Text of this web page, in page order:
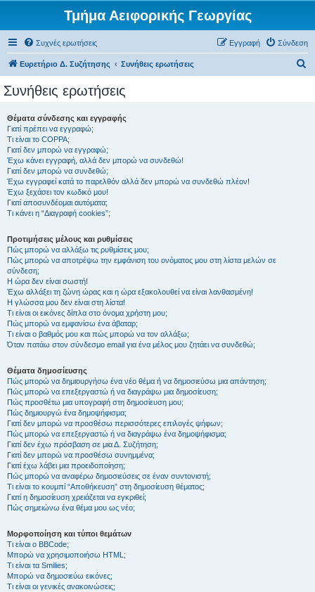
Τμήμα Αειφορικής Γεωργίας
Συχνές ερωτήσεις Σύνδεση
Εγγραφή
Ευρετήριο Δ. Συζήτησης Συνήθεις ερωτήσεις
Συνήθεις ερωτήσεις
Θέματα σύνδεσης και εγγραφής
Γιατί πρέπει να εγγραφώ;
Τι είναι το COPPA;
Γιατί δεν μπορώ να εγγραφώ;
Έχω κάνει εγγραφή, αλλά δεν μπορώ να συνδεθώ!
Γιατί δεν μπορώ να συνδεθώ;
Έχω εγγραφεί κατά το παρελθόν αλλά δεν μπορώ να συνδεθώ πλέον!
Έχω ξεχάσει τον κωδικό μου!
Γιατί αποσυνδέομαι αυτόματα;
Τι κάνει η “Διαγραφή cookies”;
Προτιμήσεις μέλους και ρυθμίσεις
Πώς μπορώ να αλλάξω τις ρυθμίσεις μου;
Πώς μπορώ να αποτρέψω την εμφάνιση του ονόματος μου στη λίστα μελών σε
σύνδεση;
Η ώρα δεν είναι σωστή!
Έχω αλλάξει τη ζώνη ώρας και η ώρα εξακολουθεί να είναι λανθασμένη!
Η γλώσσα μου δεν είναι στη λίστα!
Τι είναι οι εικόνες δίπλα στο όνομα χρήστη μου;
Πώς μπορώ να εμφανίσω ένα άβαταρ;
Τι είναι ο βαθμός μου και πώς μπορώ να τον αλλάξω;
Όταν πατάω στον σύνδεσμο email για ένα μέλος μου ζητάει να συνδεθώ;
Θέματα δημοσίευσης
Πώς μπορώ να δημιουργήσω ένα νέο θέμα ή να δημοσιεύσω μια απάντηση;
Πώς μπορώ να επεξεργαστώ ή να διαγράψω μια δημοσίευση;
Πώς προσθέτω μια υπογραφή στη δημοσίευση μου;
Πώς δημιουργώ ένα δημοψήφισμα;
Γιατί δεν μπορώ να προσθέσω περισσότερες επιλογές ψήφων;
Πώς μπορώ να επεξεργαστώ ή να διαγράψω ένα δημοψήφισμα;
Γιατί δεν έχω πρόσβαση σε μια Δ. Συζήτηση;
Γιατί δεν μπορώ να προσθέσω συνημμένα;
Γιατί έχω λάβει μια προειδοποίηση;
Πώς μπορώ να αναφέρω δημοσιεύσεις σε έναν συντονιστή;
Τι είναι το κουμπί “Αποθήκευση” στη δημοσίευση θέματος;
Γιατί η δημοσίευση χρειάζεται να εγκριθεί;
Πώς σημειώνω ένα θέμα μου ως νέο;
Μορφοποίηση και τύποι θεμάτων
Τι είναι ο BBCode;
Μπορώ να χρησιμοποιήσω HTML;
Τι είναι τα Smilies;
Μπορώ να δημοσιεύω εικόνες;
Τι είναι οι γενικές ανακοινώσεις;